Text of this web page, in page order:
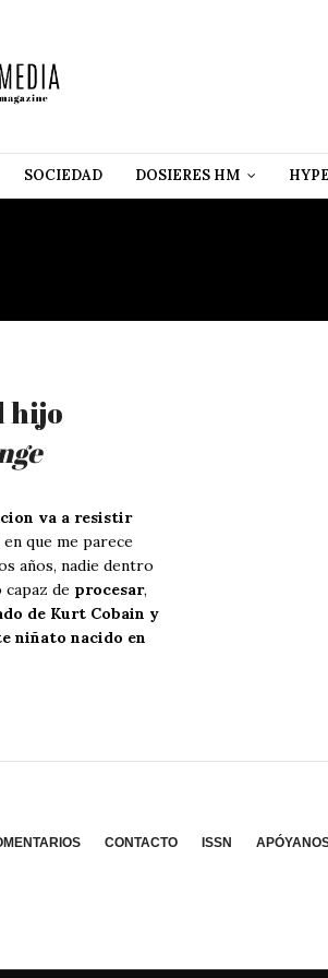
SOCIEDAD DOSIERES HM
hijo
va a resistir
que me parece
años, nadie dentro
capaz de procesar,
de Kurt Cobain y
niñato nacido en
CONTACTO ISSN